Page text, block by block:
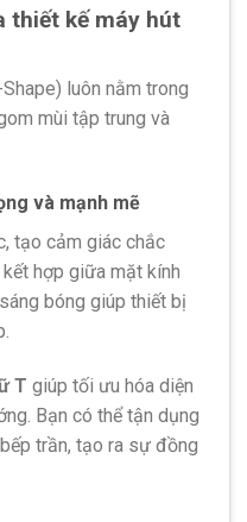
thiết kế máy hút
Shape) luôn nằm trong
mùi tập trung và
và mạnh mẽ
tạo cảm giác chắc
hợp giữa mặt kính
bóng giúp thiết bị
T giúp tối ưu hóa diện
Bạn có thể tận dụng
trần, tạo ra sự đồng